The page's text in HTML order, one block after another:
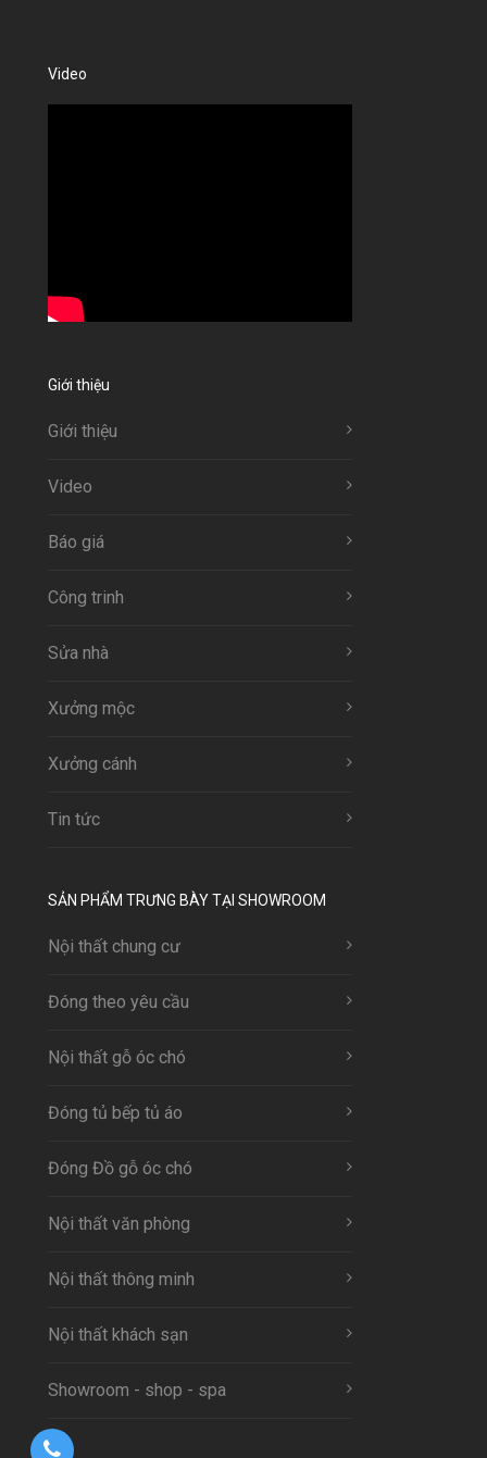
Video
Giới thiệu
Giới thiệu
Video
Báo giá
Công trinh
Sửa nhà
Xưởng mộc
Xưởng cánh
Tin tức
SẢN PHẨM TRƯNG BÀY TẠI SHOWROOM
Nội thất chung cư
Đóng theo yêu cầu
Nội thất gỗ óc chó
Đóng tủ bếp tủ áo
Đóng Đồ gỗ óc chó
Nội thất văn phòng
Nội thất thông minh
Nội thất khách sạn
Showroom - shop - spa